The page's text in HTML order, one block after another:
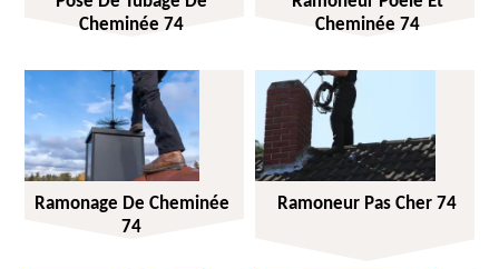
Cheminée 74
Cheminée 74
Ramonage De Cheminée
74
Ramoneur Pas Cher 74